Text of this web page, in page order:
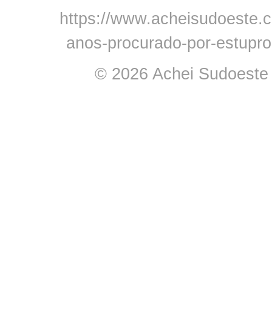
https://
anos-procurado-por-
© 2026 Achei